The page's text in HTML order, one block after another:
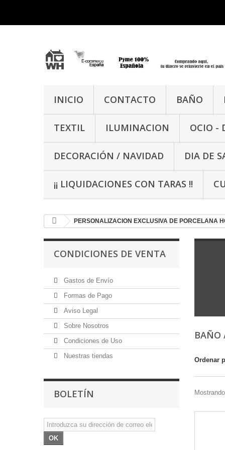
INICIO CONTACTO BAÑO
TEXTIL ILUMINACION OCIO -
DECORACIÓN / NAVIDAD DIA DE
¡¡ LIQUIDACIONES CON TARAS !!
PERSONALIZACION EXCLUSIVA DE PORCELANA
CONDICIONES DE VENTA
Gastos de Envío
Formas de Pago
Aviso Legal
Sobre Nosotros
Condiciones de Uso
Nuestras tiendas
BOLETÍN
OK
BAÑO
Ordenar